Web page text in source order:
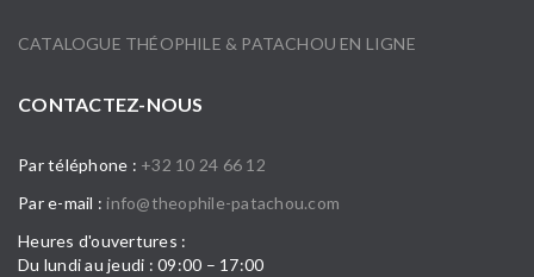
CATALOGUE THÉOPHILE & PATACHOU EN LIGNE
CONTACTEZ-NOUS
Par téléphone : +32 10 24 66 12
Par e-mail : info@theophile-patachou.com
Heures d'ouvertures :
Du lundi au jeudi : 09:00 – 17:00